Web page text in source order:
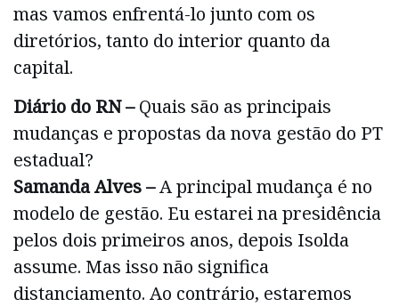
mas vamos enfrentá-lo junto com os
diretórios, tanto do interior quanto da
capital.
Diário do RN –Quais são as principais
mudanças e propostas da nova gestão do PT
estadual?
Samanda Alves –A principal mudança é no
modelo de gestão. Eu estarei na presidência
pelos dois primeiros anos, depois Isolda
assume. Mas isso não significa
distanciamento. Ao contrário, estaremos